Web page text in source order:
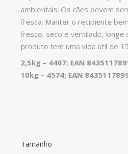
ambientais. Os cães devem
fresca. Manter o recipiente
fresco, seco e ventilado, longe
produto tem uma vida útil de
2,5kg – 4407; EAN
10kg – 4574; EAN
Tamanho